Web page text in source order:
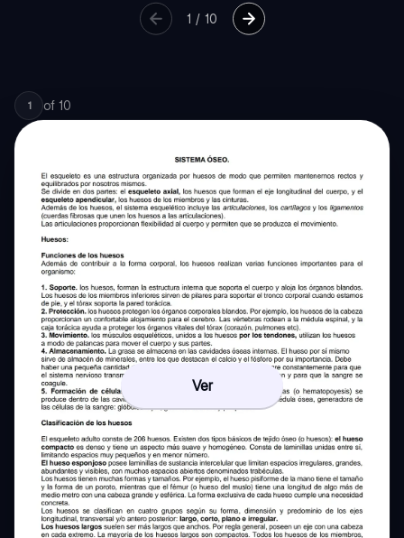
1 / 10
1 of 10
Ver